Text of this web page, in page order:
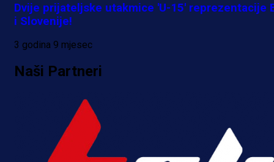
Dvije prijateljske utakmice 'U-15' reprezentacije
i Slovenije!
3 godina 9 mjesec
Naši Partneri